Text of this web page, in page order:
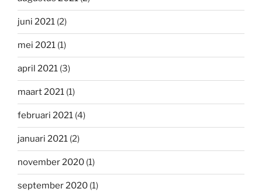
juni 2021 (2)
mei 2021 (1)
april 2021 (3)
maart 2021 (1)
februari 2021 (4)
januari 2021 (2)
november 2020 (1)
september 2020 (1)